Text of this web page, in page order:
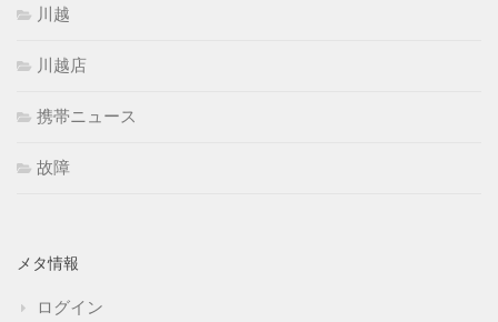
川越
川越店
携帯ニュース
故障
メタ情報
ログイン